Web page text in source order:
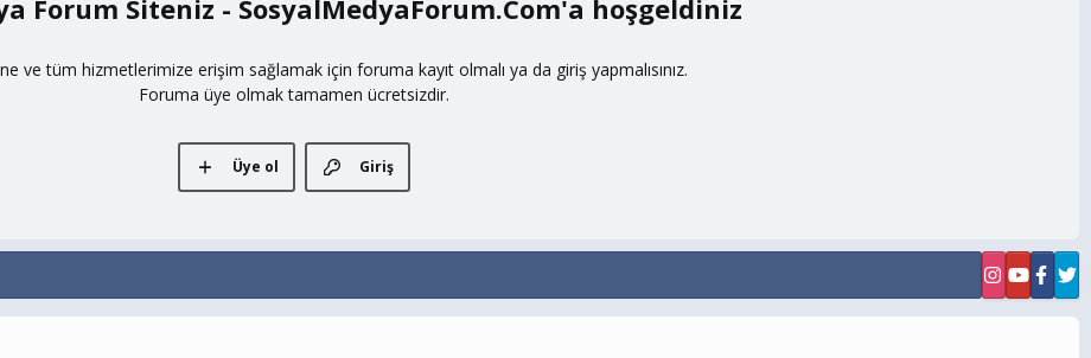
Forum Siteniz - SosyalMedyaForum.Com
ve tüm hizmetlerimize erişim sağlamak için foruma kayıt olmalı ya da giriş yapmalısınız.
Foruma üye olmak tamamen ücretsizdir.
Giriş
Üye ol